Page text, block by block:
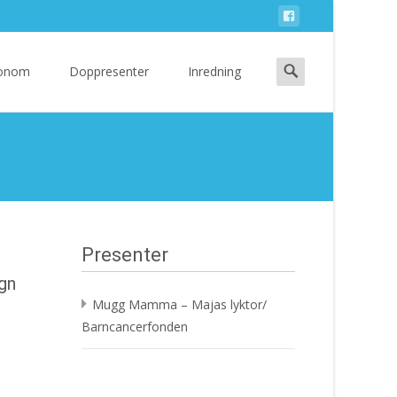
Doppresenter Inredning
Search
for:
Presenter
Mugg Mamma – Majas lyktor/
Barncancerfonden